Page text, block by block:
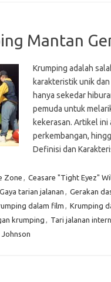
Mantan
Krumping adalah
karakteristik unik
hanya sekedar
pemuda untuk
kekerasan. Artikel
perkembangan,
Definisi dan
Zone Ceasare "Tight Eyez"
Gaya tarian jalanan Gerakan
dalam film Krumping
krumping Tari jalanan